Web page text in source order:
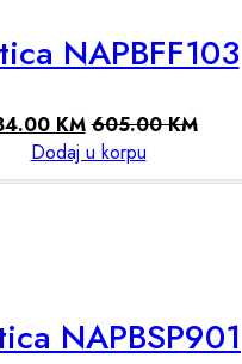
NAPBFF103
KM 605.00KM
Dodaj u korpu
NAPBSP901